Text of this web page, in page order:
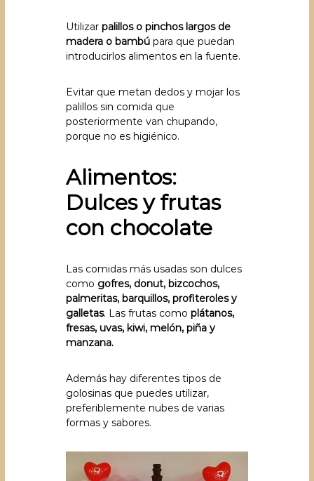
Utilizarpalillos o pinchos largos de
madera o bambú para que puedan
introducirlos alimentos en la fuente.
Evitar que metan dedos y mojar los
palillos sin comida que
posteriormente van chupando,
porque no es higiénico.
Alimentos:
Dulces y frutas
con chocolate
Las comidas más usadas son dulces
como gofres, donut, bizcochos,
palmeritas, barquillos, profiteroles y
galletas. Las frutas comoplátanos,
fresas, uvas, kiwi, melón, piña y
manzana.
Además hay diferentes tipos de
golosinas que puedes utilizar,
preferiblemente nubes de varias
formas y sabores.